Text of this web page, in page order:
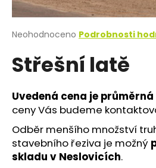
Průměrné
produktu
je
z
5
hvězdiček.
Neohodnoceno Podrobnosti
Střešní latě
Uvedená cena je průměrná
ceny Vás budeme
Odběr menšího množství
stavebního řeziva je možný
skladu v Neslovicích.
a
j
t
?
HLEDAT